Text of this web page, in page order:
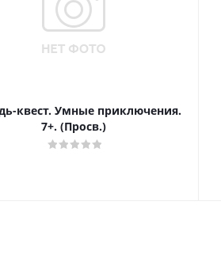
квест. Умные приключения.
7+. (Просв.)